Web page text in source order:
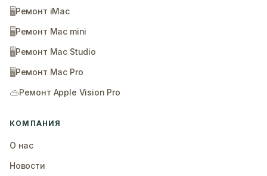
🖥️Ремонт iMac
🖥️Ремонт Mac mini
🖥️Ремонт Mac Studio
🖥️Ремонт Mac Pro
🥽Ремонт Apple Vision Pro
КОМПАНИЯ
О нас
Новости